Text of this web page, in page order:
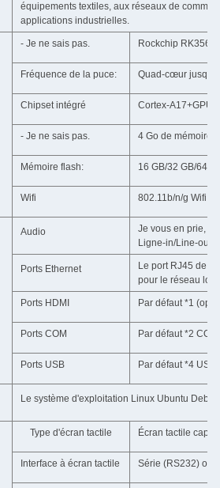
équipements textiles, aux réseaux de
applications industrielles.
- Je ne sais pas. Rockchip RK3566
Fréquence de la puce: Quad-cœur
Chipset intégré Cortex-A17+GPU
- Je ne sais pas. 4 Go de mémoire
Mémoire flash: 16 GB/32 GB/64
Wifi 802.11b/n/g Wifi
Audio
Je vous en prie,
Ligne-in/Line-out/
Ports Ethernet
Le port RJ45 de
pour le réseau
Ports HDMI Par défaut *1
Ports COM Par défaut *2
Ports USB Par défaut *4
Le système d'exploitation Linux Ubuntu
Type d'écran tactile Écran tactile
Interface à écran tactile Série (RS232) ou